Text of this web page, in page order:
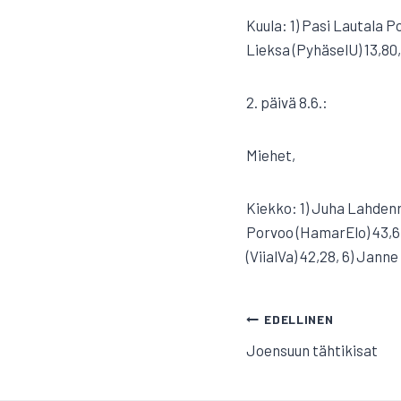
Kuula: 1) Pasi Lautala
Lieksa (PyhäselU)
2. päivä 8.6.:
Miehet,
Kiekko: 1) Juha
Porvoo (HamarElo)
(ViialVa) 42,28, 6)
SELAUS
EDELLINEN
Joensuun tähtikisat